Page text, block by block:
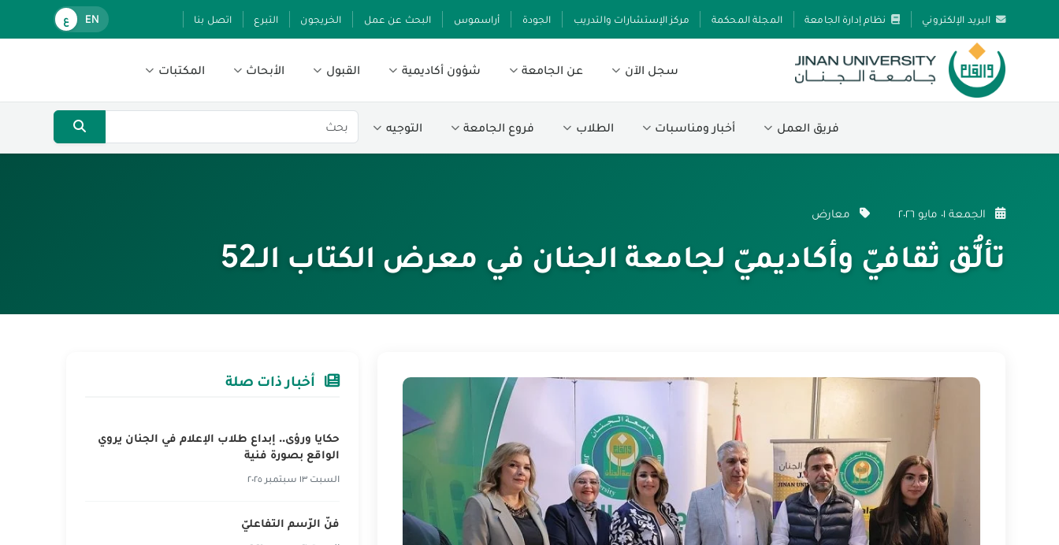
البريد الإلكتروني نظام إدارة الجامعة المجلة المحكمة مركز الإستشارات والتدريب الجودة أراسموس البحث عن عمل الخريجون التبرع اتصل بنا EN ع
سجل الآن عن الجامعة شؤون أكاديمية القبول الأبحاث المكتبات
فريق العمل أخبار ومناسبات الطلاب فروع الجامعة التوجيه
الجمعة ٠١ مايو ٢٠٢٦ معارض
تألُّق ثقافيّ وأكاديميّ لجامعة الجنان في معرض الكتاب الـ52
أخبار ذات صلة
حكايا ورؤى.. إبداع طلاب الإعلام في الجنان يروي
الواقع بصورة فنية
السبت ١٣ سبتمبر ٢٠٢٥
فنّ الرّسم التفاعليّ